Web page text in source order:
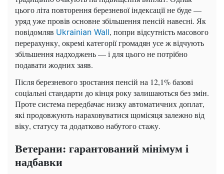
цього літа повторення березневої індексації не буде —
уряд уже провів основне збільшення пенсій навесні. Як
повідомляв Ukrainian Wall, попри відсутність масового
перерахунку, окремі категорії громадян усе ж відчують
збільшення надходжень — і для цього не потрібно
подавати жодних заяв.
Після березневого зростання пенсій на 12,1% базові
соціальні стандарти до кінця року залишаються без змін.
Проте система передбачає низку автоматичних доплат,
які продовжують нараховуватися щомісяця залежно від
віку, статусу та додатково набутого стажу.
Ветерани: гарантований мінімум і
надбавки